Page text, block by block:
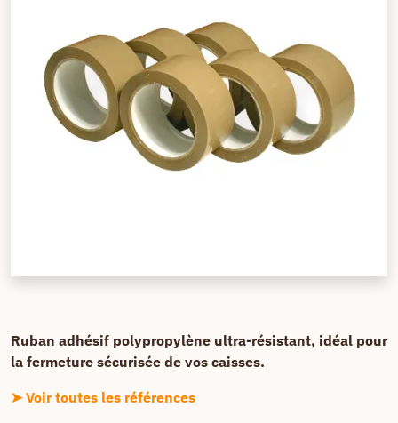
Ruban adhésif polypropylène ultra-résistant, idéal pour
la fermeture sécurisée de vos caisses.
➤ Voir toutes les références